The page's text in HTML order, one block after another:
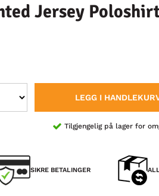
Jersey
LEGG I
Tilgjengelig på lager for
SIKRE BETALINGER